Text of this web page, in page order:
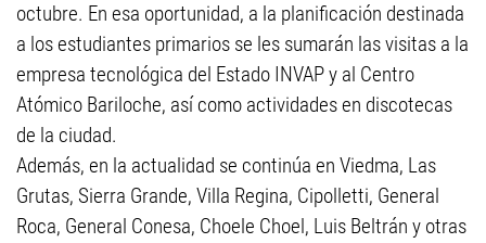
octubre. En esa oportunidad, a la planificación destinada
a los estudiantes primarios se les sumarán las visitas a la
empresa tecnológica del Estado INVAP y al Centro
Atómico Bariloche, así como actividades en discotecas
de la ciudad.
Además, en la actualidad se continúa en Viedma, Las
Grutas, Sierra Grande, Villa Regina, Cipolletti, General
Roca, General Conesa, Choele Choel, Luis Beltrán y otras